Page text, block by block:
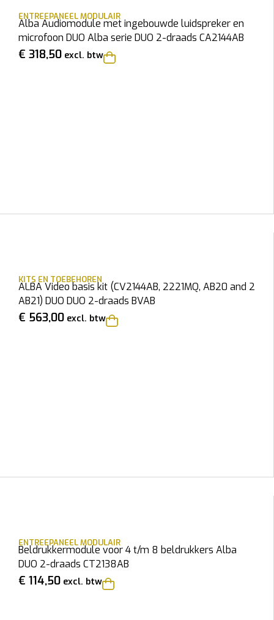
ENTREEPANEEL MODULAIR
Alba Audiomodule met ingebouwde luidspreker en
microfoon DUO Alba serie DUO 2-draads CA2144AB
€ 318,50 excl. btw
KITS EN TOEBEHOREN
ALBA Video basis kit (CV2144AB, 2221MQ, AB20 and 2
AB21) DUO DUO 2-draads BVAB
€ 563,00 excl. btw
ENTREEPANEEL MODULAIR
Beldrukkermodule voor 4 t/m 8 beldrukkers Alba
DUO 2-draads CT2138AB
€ 114,50 excl. btw